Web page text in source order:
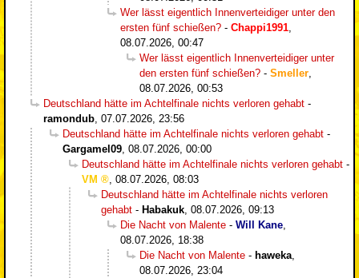
Wer lässt eigentlich Innenverteidiger unter den
ersten fünf schießen? - Chappi1991
08.07.2026, 00:47
Wer lässt eigentlich Innenverteidiger unter
den ersten fünf schießen? - Smeller
08.07.2026, 00:53
Deutschland hätte im Achtelfinale nichts verloren gehabt -
ramondub 07.07.2026, 23:56
Deutschland hätte im Achtelfinale nichts verloren gehabt -
Gargamel09 08.07.2026, 00:00
Deutschland hätte im Achtelfinale nichts verloren gehabt -
VM
08.07.2026, 08:03
Deutschland hätte im Achtelfinale nichts verloren
gehabt - Habakuk 08.07.2026, 09:13
Die Nacht von Malente - Will Kane
08.07.2026, 18:38
Die Nacht von Malente - haweka
08.07.2026, 23:04